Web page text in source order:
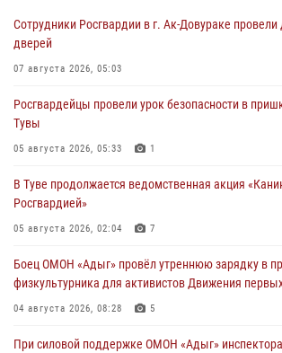
Сотрудники Росгвардии в г. Ак-Довураке
дверей
07 августа 2026, 05:03
Росгвардейцы провели урок безопасности в
Тувы
05 августа 2026, 05:33 1
В Туве продолжается ведомственная акция
Росгвардией»
05 августа 2026, 02:04 7
Боец ОМОН «Адыг» провёл утреннюю зарядку в
физкультурника для активистов Движения
04 августа 2026, 08:28 5
При силовой поддержке ОМОН «Адыг»